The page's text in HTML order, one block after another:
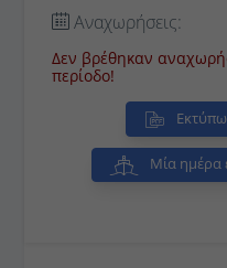
Αναχωρήσεις:
Δεν βρέθηκαν
περίοδο!
Μία ημέρα